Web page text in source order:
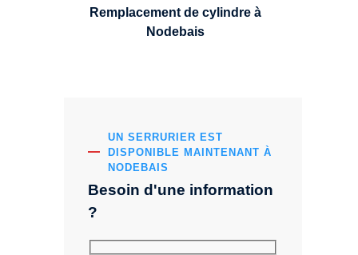
UN SERRURIER EST
DISPONIBLE MAINTENANT À
NODEBAIS
Besoin d'une information
?
Remplacement de cylindre à
Nodebais